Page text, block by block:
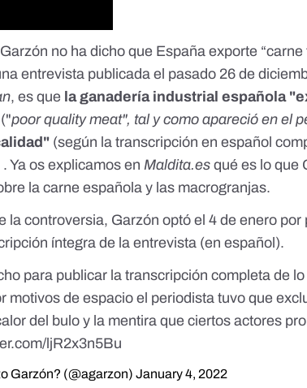
no ha dicho que España exporte
entrevista publicada el pasado 26 de
, es que la ganadería industrial española
poor quality meat", tal y como apareció en el
(según la transcripción en español
Ya os explicamos enMaldita.es qué es lo que
la carne española y las macrogranjas.
la controversia, Garzón optó el 4 de enero
íntegra de la entrevista (en español).
para publicar la transcripción completa de
motivos de espacio el periodista tuvo que
del bulo y la mentira que ciertos actores
ljR2x3n5Bu
Garzón? (@agarzon)January 4, 2022